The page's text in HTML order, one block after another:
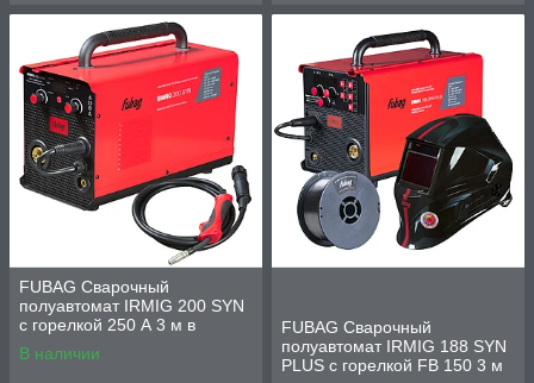
FUBAG Сварочный
полуавтомат IRMIG 200 SYN
с горелкой 250 А 3 м в
комплекте
В наличии
FUBAG Сварочный
полуавтомат IRMIG 188 SYN
PLUS c горелкой FB 150 3 м